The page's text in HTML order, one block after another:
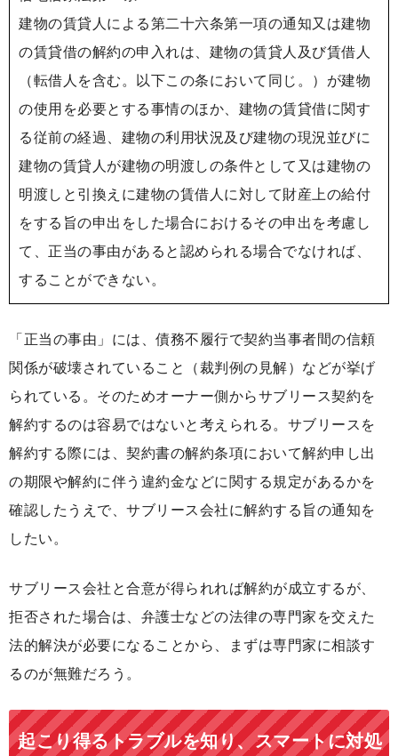
建物の賃貸人による第二十六条第一項の通知又は建物
の賃貸借の解約の申入れは、建物の賃貸人及び賃借人
（転借人を含む。以下この条において同じ。）が建物
の使用を必要とする事情のほか、建物の賃貸借に関す
る従前の経過、建物の利用状況及び建物の現況並びに
建物の賃貸人が建物の明渡しの条件として又は建物の
明渡しと引換えに建物の賃借人に対して財産上の給付
をする旨の申出をした場合におけるその申出を考慮し
て、正当の事由があると認められる場合でなければ、
することができない。
「正当の事由」には、債務不履行で契約当事者間の信頼
関係が破壊されていること（裁判例の見解）などが挙げ
られている。そのためオーナー側からサブリース契約を
解約するのは容易ではないと考えられる。サブリースを
解約する際には、契約書の解約条項において解約申し出
の期限や解約に伴う違約金などに関する規定があるかを
確認したうえで、サブリース会社に解約する旨の通知を
したい。
サブリース会社と合意が得られれば解約が成立するが、
拒否された場合は、弁護士などの法律の専門家を交えた
法的解決が必要になることから、まずは専門家に相談す
るのが無難だろう。
起こり得るトラブルを知り、スマートに対処